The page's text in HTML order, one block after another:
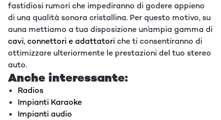
fastidiosi rumori che impediranno di godere appieno
di una qualità sonora cristallina. Per questo motivo, su
auna mettiamo a tua disposizione un’ampia gamma di
cavi, connettori e adattatori che ti consentiranno di
ottimizzare ulteriormente le prestazioni del tuo stereo
auto.
Anche interessante:
Radios
Impianti Karaoke
Impianti audio